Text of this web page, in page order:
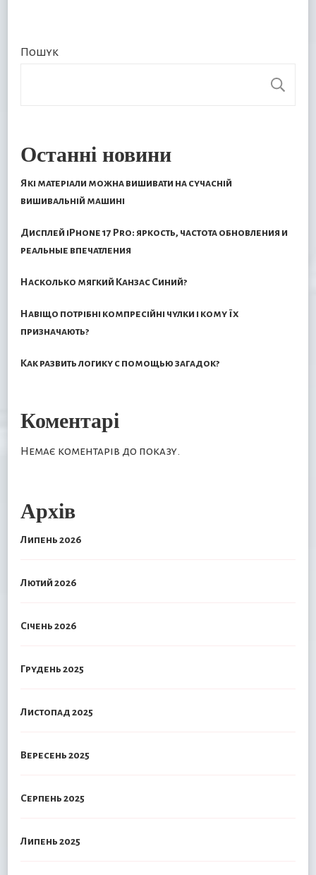
Пошук
Останні новини
Які матеріали можна вишивати на сучасній
вишивальній машині
Дисплей iPhone 17 Pro: яркость, частота обновления и
реальные впечатления
Насколько мягкий Канзас Синий?
Навіщо потрібні компресійні чулки і кому їх
призначають?
Как развить логику с помощью загадок?
Коментарі
Немає коментарів до показу.
Архів
Липень 2026
Лютий 2026
Січень 2026
Грудень 2025
Листопад 2025
Вересень 2025
Серпень 2025
Липень 2025